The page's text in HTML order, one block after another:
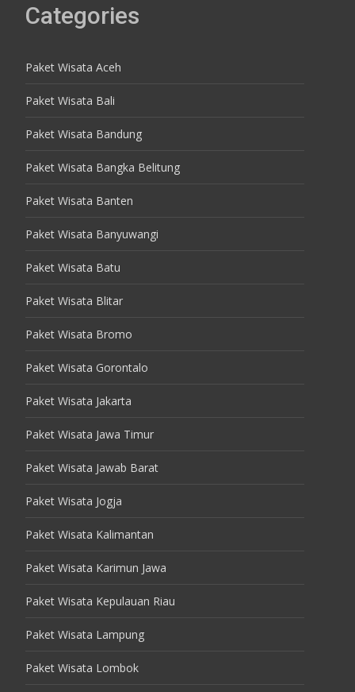
Categories
Paket Wisata Aceh
Paket Wisata Bali
Paket Wisata Bandung
Paket Wisata Bangka Belitung
Paket Wisata Banten
Paket Wisata Banyuwangi
Paket Wisata Batu
Paket Wisata Blitar
Paket Wisata Bromo
Paket Wisata Gorontalo
Paket Wisata Jakarta
Paket Wisata Jawa Timur
Paket Wisata Jawab Barat
Paket Wisata Jogja
Paket Wisata Kalimantan
Paket Wisata Karimun Jawa
Paket Wisata Kepulauan Riau
Paket Wisata Lampung
Paket Wisata Lombok